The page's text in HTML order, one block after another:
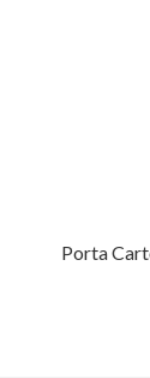
Porta